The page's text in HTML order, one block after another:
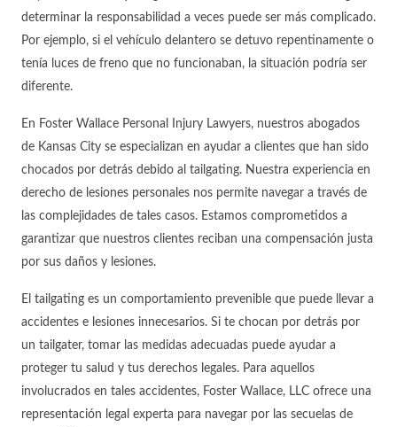
determinar la responsabilidad a veces puede ser más complicado.
Por ejemplo, si el vehículo delantero se detuvo repentinamente o
tenía luces de freno que no funcionaban, la situación podría ser
diferente.
En Foster Wallace Personal Injury Lawyers, nuestros abogados
de Kansas City se especializan en ayudar a clientes que han sido
chocados por detrás debido al tailgating. Nuestra experiencia en
derecho de lesiones personales nos permite navegar a través de
las complejidades de tales casos. Estamos comprometidos a
garantizar que nuestros clientes reciban una compensación justa
por sus daños y lesiones.
El tailgating es un comportamiento prevenible que puede llevar a
accidentes e lesiones innecesarios. Si te chocan por detrás por
un tailgater, tomar las medidas adecuadas puede ayudar a
proteger tu salud y tus derechos legales. Para aquellos
involucrados en tales accidentes, Foster Wallace, LLC ofrece una
representación legal experta para navegar por las secuelas de